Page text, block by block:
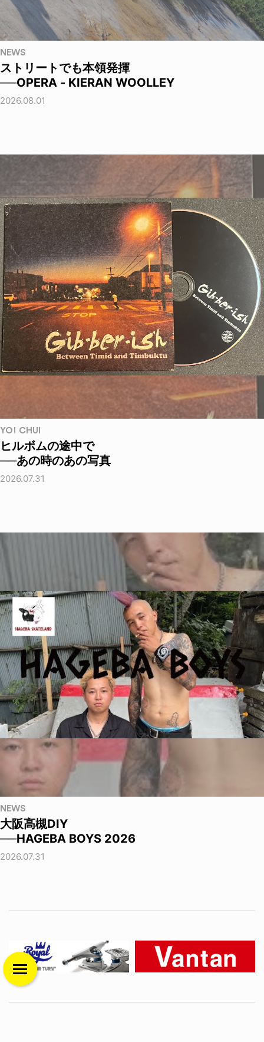
NEWS
ストリートでも本領発揮
──OPERA - KIERAN WOOLLEY
2026.08.01
YO! CHUI
ヒルボムの途中で
──あの時のあの写真
2026.07.31
NEWS
大阪高槻DIY
──HAGEBA BOYS 2026
2026.07.31